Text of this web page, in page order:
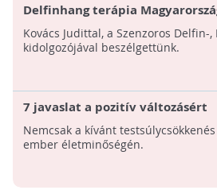
Delfinhang terápia
Kovács Judittal, a Szenzoros Delfin-
kidolgozójával beszélgettünk.
7 javaslat a pozitív változásért
Nemcsak a kívánt
ember életminőségén.